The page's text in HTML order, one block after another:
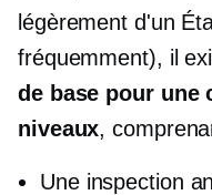
légèrement d'un
fréquemment), il
de base pour une
niveaux,
Une inspection